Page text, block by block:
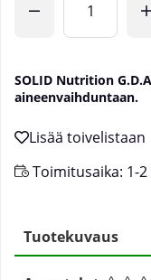
SOLID Nutrition
aineenvaihduntaan.
Toimitusaika: 1-
Tuotekuvaus